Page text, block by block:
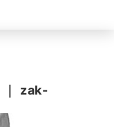
｜ zak-